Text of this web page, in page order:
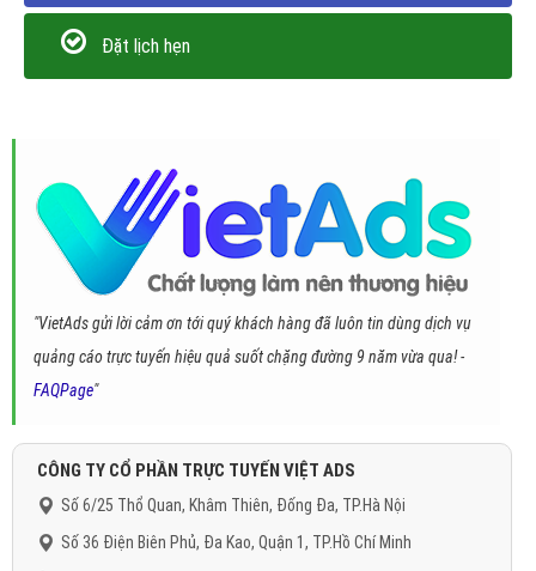
Đặt lịch hẹn
"VietAds gửi lời cảm ơn tới quý khách hàng đã luôn tin dùng dịch vụ
quảng cáo trực tuyến hiệu quả suốt chặng đường 9 năm vừa qua! -
FAQPage"
CÔNG TY CỔ PHẦN TRỰC TUYẾN VIỆT ADS
Số 6/25 Thổ Quan, Khâm Thiên, Đống Đa, TP.Hà Nội
Số 36 Điện Biên Phủ, Đa Kao, Quận 1, TP.Hồ Chí Minh